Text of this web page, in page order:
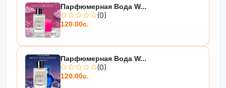
Парфюмерная Вода W...
(0)
120.00с.
Парфюмерная Вода W...
(0)
120.00с.